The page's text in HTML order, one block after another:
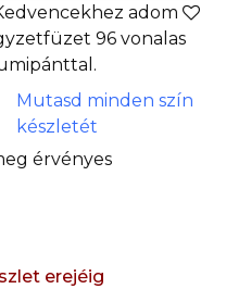
adom
96 vonalas
Mutasd minden szín
készletét
érvényes
erejéig